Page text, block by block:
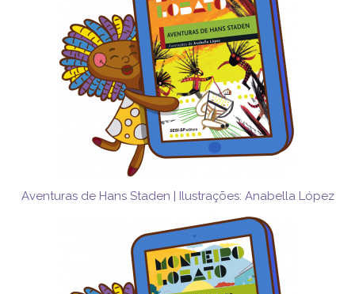
Aventuras de Hans Staden | Ilustrações: Anabella López